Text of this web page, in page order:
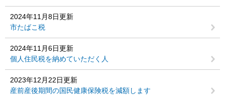
2024年11月8日更新
市たばこ税
2024年11月6日更新
個人住民税を納めていただく人
2023年12月22日更新
産前産後期間の国民健康保険税を減額します